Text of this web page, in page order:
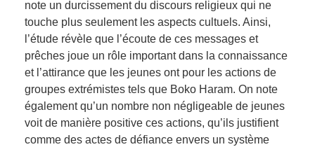
note un durcissement du discours religieux qui ne
touche plus seulement les aspects cultuels. Ainsi,
l’étude révèle que l’écoute de ces messages et
prêches joue un rôle important dans la connaissance
et l’attirance que les jeunes ont pour les actions de
groupes extrémistes tels que Boko Haram. On note
également qu’un nombre non négligeable de jeunes
voit de manière positive ces actions, qu’ils justifient
comme des actes de défiance envers un système